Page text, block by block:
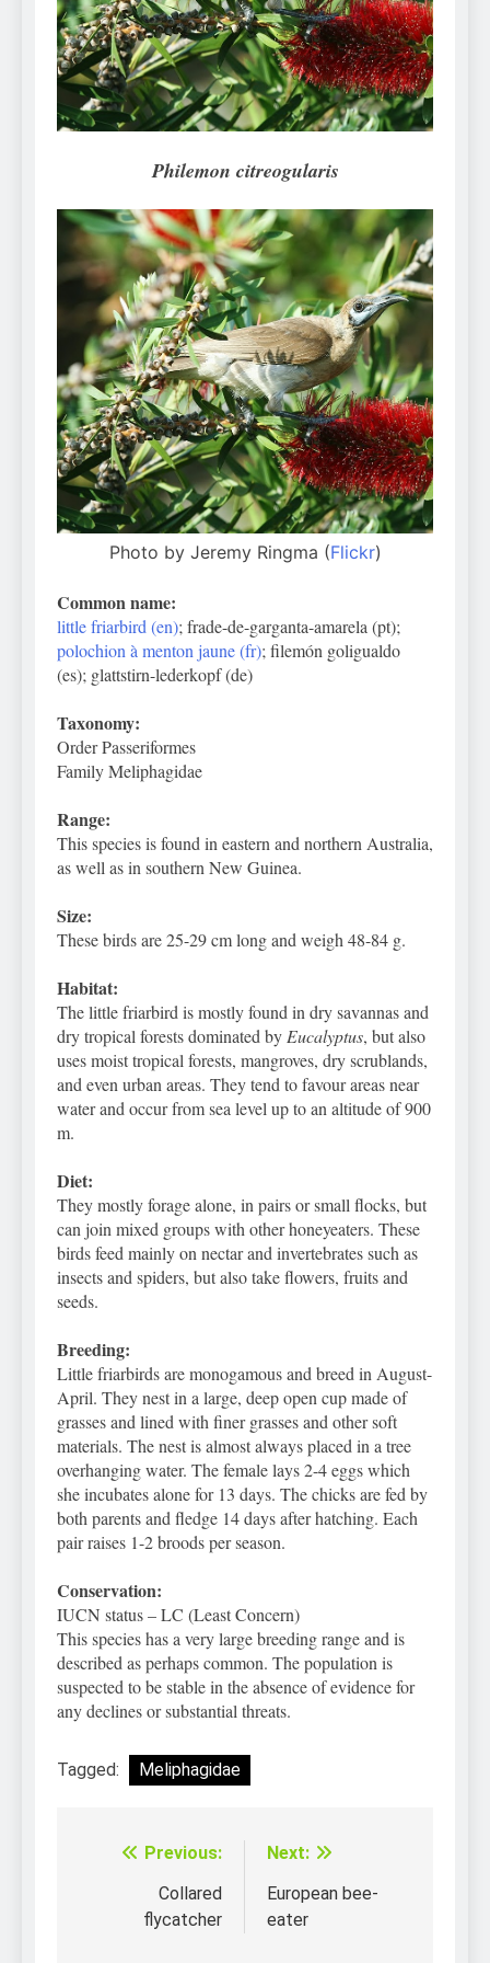
Can Bulldogs Play Fetch?
And How to Train Them!
7 Năm Ago
How Often Do I Need to
Groom My Bulldog
7 Năm Ago
Philemon citreogularis
Photo by Jeremy Ringma (Flickr)
Common name:
little friarbird (en); frade-de-garganta-amarela (pt);
polochion à menton jaune (fr); filemón goligualdo
(es); glattstirn-lederkopf (de)
Taxonomy:
Order Passeriformes
Family Meliphagidae
Range:
This species is found in eastern and northern Australia,
as well as in southern New Guinea.
Size:
These birds are 25-29 cm long and weigh 48-84 g.
Habitat:
The little friarbird is mostly found in dry savannas and
dry tropical forests dominated by Eucalyptus, but also
uses moist tropical forests, mangroves, dry scrublands,
and even urban areas. They tend to favour areas near
water and occur from sea level up to an altitude of 900
m.
Diet:
They mostly forage alone, in pairs or small flocks, but
can join mixed groups with other honeyeaters. These
birds feed mainly on nectar and invertebrates such as
insects and spiders, but also take flowers, fruits and
seeds.
Breeding:
Little friarbirds are monogamous and breed in August-
April. They nest in a large, deep open cup made of
grasses and lined with finer grasses and other soft
materials. The nest is almost always placed in a tree
overhanging water. The female lays 2-4 eggs which
she incubates alone for 13 days. The chicks are fed by
both parents and fledge 14 days after hatching. Each
pair raises 1-2 broods per season.
Conservation:
IUCN status – LC (Least Concern)
This species has a very large breeding range and is
described as perhaps common. The population is
suspected to be stable in the absence of evidence for
any declines or substantial threats.
Tagged: Meliphagidae
Điều
Previous:
Collared
flycatcher
Next:
European bee-
eater